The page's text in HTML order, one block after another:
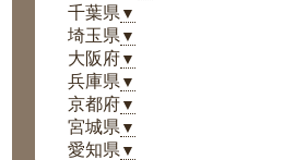
千葉県 ▼
埼玉県 ▼
大阪府▼
兵庫県 ▼
京都府▼
宮城県 ▼
愛知県 ▼